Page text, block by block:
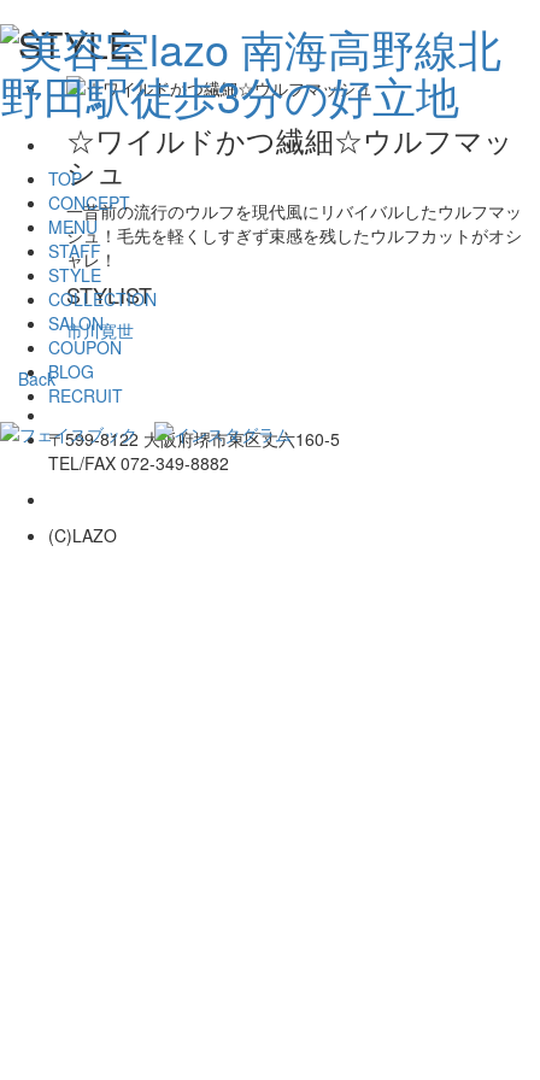
TOP
CONCEPT
MENU
STAFF
STYLE
COLLECTION
SALON
COUPON
BLOG
RECRUIT
STYLE
☆ワイルドかつ繊細☆ウルフマッ
シュ
一昔前の流行のウルフを現代風にリバイバルしたウルフマッ
シュ！毛先を軽くしすぎず束感を残したウルフカットがオシ
ャレ！
STYLIST
市川寛世
Back
〒599-8122 大阪府堺市東区丈六160-5
TEL/FAX 072-349-8882
(C)LAZO